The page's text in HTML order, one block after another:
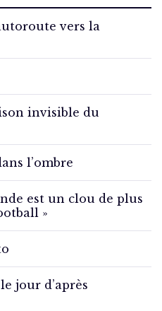
vers la
invisible du
l’ombre
est un clou de plus
»
jour d’après